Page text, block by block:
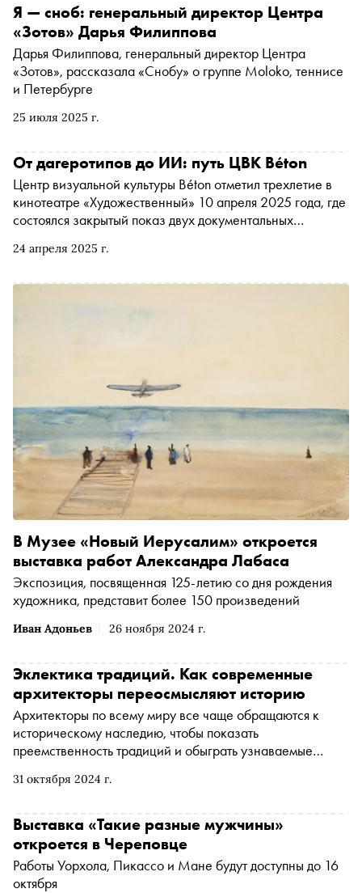
25 июля 2025 г.
Я — сноб: генеральный директор Центра
«Зотов» Дарья Филиппова
Дарья Филиппова, генеральный директор Центра
«Зотов», рассказала «Снобу» о группе Moloko, теннисе
и Петербурге
24 апреля 2025 г.
От дагеротипов до ИИ: путь ЦВК Béton
Центр визуальной культуры Béton отметил трехлетие в
кинотеатре «Художественный» 10 апреля 2025 года, где
состоялся закрытый показ двух документальных
мастере политических фотомонтажей Александре
перестройки», рассказывающий о перформативном
творчестве известных художников Валеры и Наташи
Черкашиных. «Сноб» поговорил об итогах и планах с
Иван Адоньев 26 ноября 2024 г.
В Музее «Новый Иерусалим» откроется
выставка работ Александра Лабаса
Экспозиция, посвященная 125-летию со дня рождения
художника, представит более 150 произведений
31 октября 2024 г.
Эклектика традиций. Как современные
архитекторы переосмысляют историю
Архитекторы по всему миру все чаще обращаются к
историческому наследию, чтобы показать
преемственность традиций и обыграть узнаваемые
сегодня в городском строительстве переосмысляется
Выставка «Такие разные мужчины»
откроется в Череповце
Работы Уорхола, Пикассо и Мане будут доступны до 16
октября